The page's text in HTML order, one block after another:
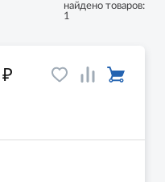
найдено товаров:
1
₽